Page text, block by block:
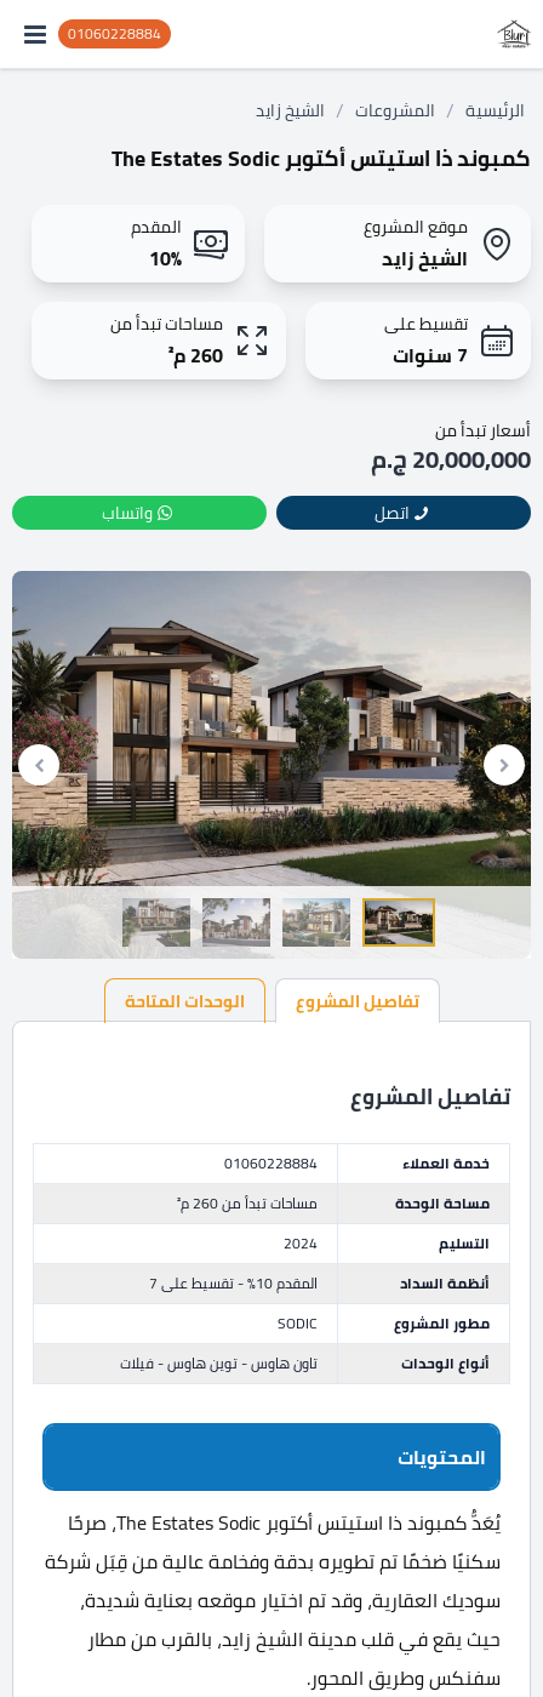
01060228884
الرئيسية / المشروعات / الشيخ زايد
كمبوند ذا استيتس أكتوبر The Estates Sodic
موقع المشروع
الشيخ زايد
المقدم
10%
تقسيط على
7 سنوات
مساحات تبدأ من
260 م²
أسعار تبدأ من
20,000,000 ج.م
اتصل واتساب
تفاصيل المشروع الوحدات المتاحة
تفاصيل المشروع
خدمة العملاء
01060228884
مساحة الوحدة
مساحات تبدأ من 260 م²
التسليم
2024
أنظمة السداد
المقدم 10% - تقسيط على 7
مطور المشروع
SODIC
أنواع الوحدات
تاون هاوس - توين هاوس - فيلات
المحتويات
يُعَدُّ كمبوند ذا استيتس أكتوبر The Estates Sodic، صرحًا
سكنيًا ضخمًا تم تطويره بدقة وفخامة عالية من قِبَل شركة
سوديك العقارية، وقد تم اختيار موقعه بعناية شديدة،
حيث يقع في قلب مدينة الشيخ زايد، بالقرب من مطار
سفنكس وطريق المحور.